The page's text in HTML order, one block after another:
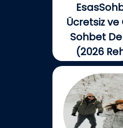
Ücretsiz ve
Sohbet
(2026
EsasSohbet ile